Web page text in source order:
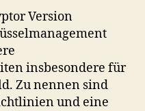
Version
insbesondere für
Zu nennen sind
und eine